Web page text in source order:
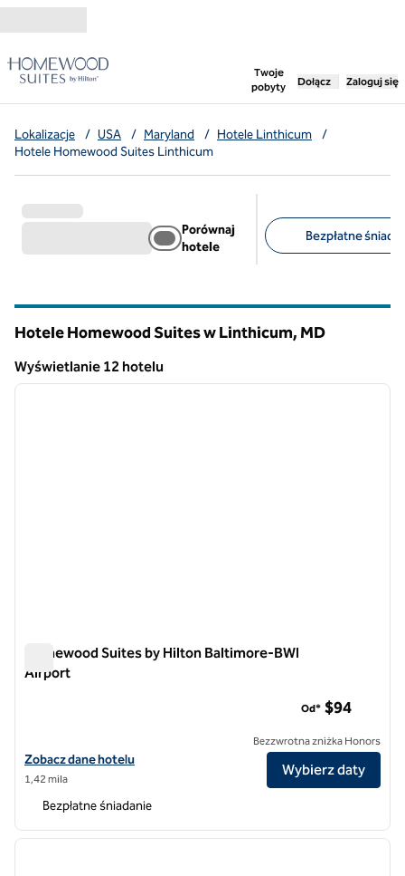
Przejdź do treści
Twoje
pobyty
,otwiera nową
Dołącz Zaloguj się
Lokalizacje / USA / Maryland / Hotele Linthicum
/
Hotele Homewood Suites Linthicum
Porównaj
hotele
Bezpłatne
Hotele Homewood Suites w Linthicum, MD
Wyświetlanie 12 hotelu
Wyświetlanie 12 hotelu
1 z 12
Homewood Suites by Hilton Baltimore-BWI
Airport
Zobacz szczegóły hotelu dla lotniska Homewood Suites by Hilton
Zobacz dane hotelu
1,42 mila
Od* $94
Bezzwrotna zniżka Honors
Wybierz daty
Bezpłatne śniadanie
1 z 12